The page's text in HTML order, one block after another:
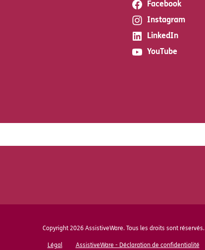
Facebook
Instagram
LinkedIn
YouTube
Copyright 2026 AssistiveWare. Tous les droits sont réservés.
Légal AssistiveWare - Déclaration de confidentialité